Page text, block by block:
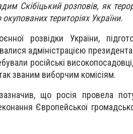
Скібіцький розповів, як
територіях України.
розвідки України,
адміністрацією
російські
званим виборчим комісіям.
що росія провела
Європейської